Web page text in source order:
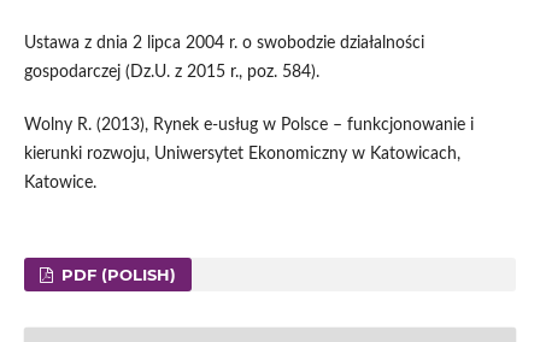
Ustawa z dnia 2 lipca 2004 r. o swobodzie działalności
gospodarczej (Dz.U. z 2015 r., poz. 584).
Wolny R. (2013), Rynek e‑usług w Polsce – funkcjonowanie i
kierunki rozwoju, Uniwersytet Ekonomiczny w Katowicach,
Katowice.
PDF (POLISH)